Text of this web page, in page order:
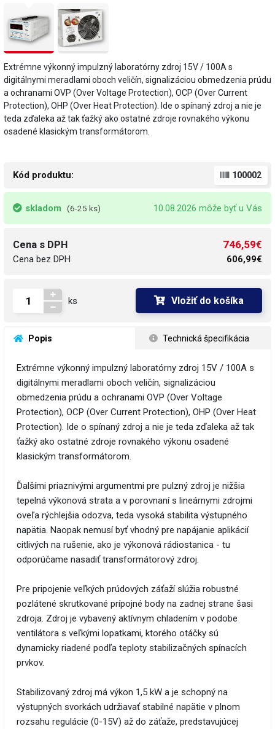
Extrémne výkonný impulzný laboratórny zdroj 15V / 100A s
digitálnymi meradlami oboch veličín, signalizáciou obmedzenia prúdu
a ochranami OVP (Over Voltage Protection), OCP (Over Current
Protection), OHP (Over Heat Protection). Ide o spínaný zdroj a nie je
teda zďaleka až tak ťažký ako ostatné zdroje rovnakého výkonu
osadené klasickým transformátorom.
Kód produktu: 100002
skladom (6-25 ks) 10.08.2026 môže byť u Vás
Cena s DPH
Cena bez DPH
746,59€
606,99€
ks Vložiť do košíka
Popis Technická špecifikácia
Extrémne výkonný impulzný laboratórny zdroj 15V / 100A s
digitálnymi meradlami oboch veličín, signalizáciou
obmedzenia prúdu a ochranami OVP (Over Voltage
Protection), OCP (Over Current Protection), OHP (Over Heat
Protection). Ide o spínaný zdroj a nie je teda zďaleka až tak
ťažký ako ostatné zdroje rovnakého výkonu osadené
klasickým transformátorom.
Ďalšími priaznivými argumentmi pre pulzný zdroj je nižšia
tepelná výkonová strata a v porovnaní s lineárnymi zdrojmi
oveľa rýchlejšia odozva, teda vysoká stabilita výstupného
napätia. Naopak nemusí byť vhodný pre napájanie aplikácií
citlivých na rušenie, ako je výkonová rádiostanica - tu
odporúčame nasadiť transformátorový zdroj.
Pre pripojenie veľkých prúdových záťaží slúžia robustné
pozlátené skrutkované prípojné body na zadnej strane šasi
zdroja. Zdroj je vybavený aktívnym chladením v podobe
ventilátora s veľkými lopatkami, ktorého otáčky sú
dynamicky riadené podľa teploty stabilizačných spínacích
prvkov.
Stabilizovaný zdroj má výkon 1,5 kW a je schopný na
výstupných svorkách udržiavať stabilné napätie v plnom
rozsahu regulácie (0-15V) až do záťaže, predstavujúcej